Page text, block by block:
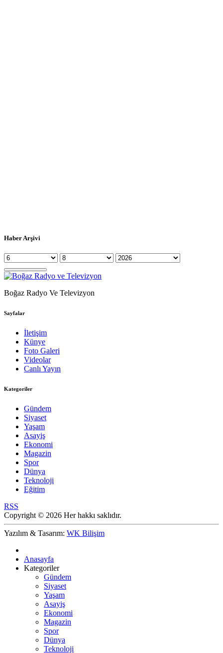
Haber Arşivi
Boğaz Radyo Ve Televizyon
Sayfalar
İletişim
Künye
Foto Galeri
Videolar
Canlı Yayın
Kategoriler
Gündem
Siyaset
Yaşam
Asayiş
Ekonomi
Magazin
Spor
Dünya
Teknoloji
Eğitim
RSS
Copyright © 2026 Her hakkı saklıdır.
Yazılım & Tasarım: WK Bilişim
Anasayfa
Kategoriler
Gündem
Siyaset
Yaşam
Asayiş
Ekonomi
Magazin
Spor
Dünya
Teknoloji